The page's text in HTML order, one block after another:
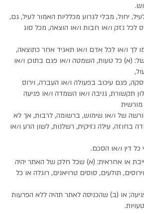
יחול, מבלי לגרוע מכלליות האמור לעיל, גם,
לכל נזק ו/או חבות ו/או הוצאה, מכל סוג
לך ו/או לכל אדם ו/או תאגיד אחר כתוצאה,
(א) כל טעות, השמטה ו/או פגם בתוכן ו/או
פגם עיכוב בפעולה ו/או העברה, וירוס
תקשורת, גניבה ו/או השמדה ו/או פגיעה
של ו/או שימוש, ברשומה, לרבות, אך לא
בחוזה, עילה נזיקית, רשלנות, לשון הרע ו/או
כל דין ו/או הסכם.
או אחראית: (א) שכל חלק של האתר יהיה
תולעים, סוסים טרויאנים, רוגלה או כל
או (ב) שהכניסה לאתר תהיה ללא הפרעות